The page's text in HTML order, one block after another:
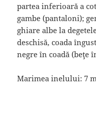
partea inferioară a
gambe (pantaloni);
ghiare albe la
deschisă, coada
negre în coadă (beţe
Marimea inelului: 7